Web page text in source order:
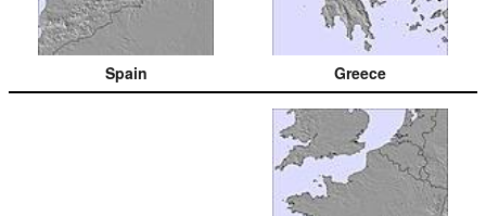
Spain Greece